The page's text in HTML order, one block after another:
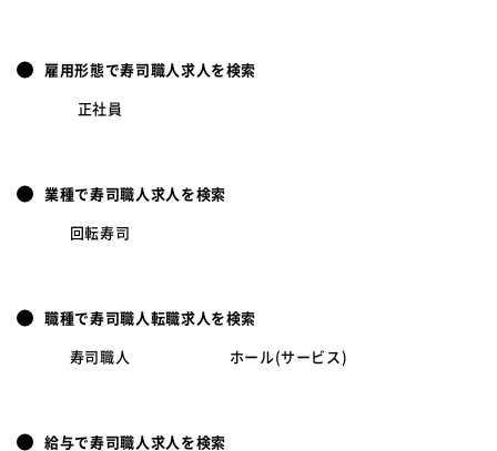
雇用形態で寿司職人求人を検索
正社員
業種で寿司職人求人を検索
回転寿司
職種で寿司職人転職求人を検索
寿司職人 ホール(サービス)
給与で寿司職人求人を検索